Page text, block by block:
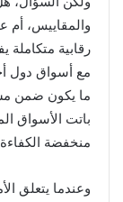
والمقاييس، أم
رقابية
مع أسواق دول
ما يكون ضمن
باتت الأسواق
منخفضة
وعندما يتعلق